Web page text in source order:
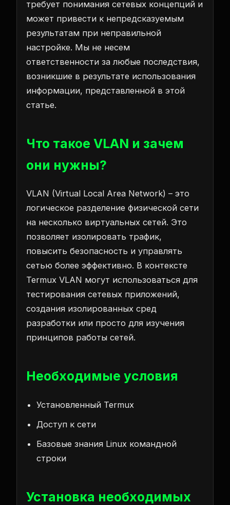
требует понимания сетевых концепций и
может привести к непредсказуемым
результатам при неправильной
настройке. Мы не несем
ответственности за любые последствия,
возникшие в результате использования
информации, представленной в этой
статье.
Что такое VLAN и зачем
они нужны?
VLAN (Virtual Local Area Network) – это
логическое разделение физической сети
на несколько виртуальных сетей. Это
позволяет изолировать трафик,
повысить безопасность и управлять
сетью более эффективно. В контексте
Termux VLAN могут использоваться для
тестирования сетевых приложений,
создания изолированных сред
разработки или просто для изучения
принципов работы сетей.
Необходимые условия
Установленный Termux
Доступ к сети
Базовые знания Linux командной
строки
Установка необходимых